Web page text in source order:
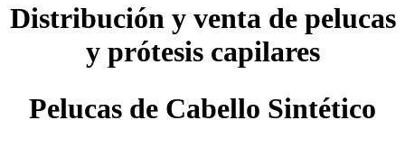
Distribución y venta de pelucas
y prótesis capilares
Pelucas de Cabello Sintético